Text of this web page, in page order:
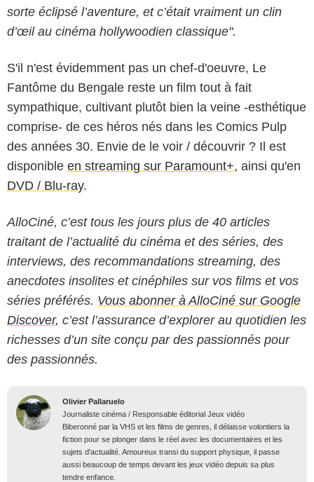
sorte éclipsé l’aventure, et c’était vraiment un clin
d’œil au cinéma hollywoodien classique".
S'il n'est évidemment pas un chef-d'oeuvre, Le
Fantôme du Bengale reste un film tout à fait
sympathique, cultivant plutôt bien la veine -esthétique
comprise- de ces héros nés dans les Comics Pulp
des années 30. Envie de le voir / découvrir ? Il est
disponible en streaming sur Paramount+, ainsi qu'en
DVD / Blu-ray.
AlloCiné, c’est tous les jours plus de 40 articles
traitant de l’actualité du cinéma et des séries, des
interviews, des recommandations streaming, des
anecdotes insolites et cinéphiles sur vos films et vos
séries préférés. Vous abonner à AlloCiné sur Google
Discover, c’est l’assurance d’explorer au quotidien les
richesses d’un site conçu par des passionnés pour
des passionnés.
Olivier Pallaruelo
Journaliste cinéma / Responsable éditorial Jeux vidéo
Biberonné par la VHS et les films de genres, il délaisse volontiers la
fiction pour se plonger dans le réel avec les documentaires et les
sujets d'actualité. Amoureux transi du support physique, il passe
aussi beaucoup de temps devant les jeux vidéo depuis sa plus
tendre enfance.